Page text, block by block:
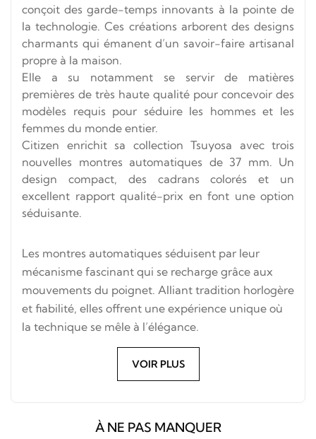
conçoit des garde-temps innovants à la pointe de
la technologie.Ces créations arborent des designs
charmants qui émanent d’un savoir-faire artisanal
propre à la maison.
Elle a su notamment se servir de matières
premières de très haute qualité pour concevoir des
modèles requis pour séduire les hommes et les
femmes du monde entier.
Citizen enrichit sa collection Tsuyosa avec trois
nouvelles montres automatiques de 37 mm. Un
design compact, des cadrans colorés et un
excellent rapport qualité-prix en font une option
séduisante.
Les montres automatiques séduisent par leur
mécanisme fascinant qui se recharge grâce aux
mouvements du poignet. Alliant tradition horlogère
et fiabilité, elles offrent une expérience unique où
la technique se mêle à l’élégance.
VOIR PLUS
À NE PAS MANQUER